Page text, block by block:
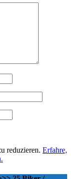
reduzieren. Erfahre,